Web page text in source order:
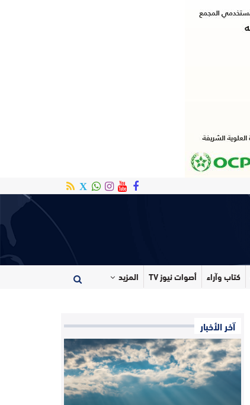
كتاب وآراء أصوات نيوز TV المزيد
آخر الأخبار